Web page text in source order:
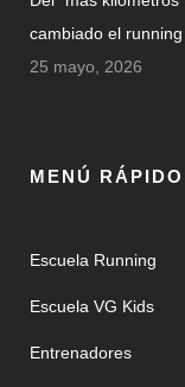
cambiado el running
25 mayo, 2026
MENÚ RÁPIDO
Escuela Running
Escuela VG Kids
Entrenadores